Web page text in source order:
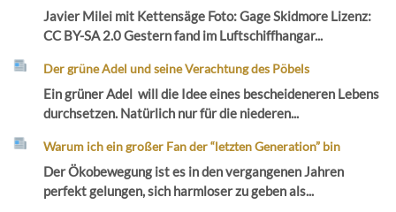
Javier Milei mit Kettensäge Foto: Gage Skidmore Lizenz:
CC BY-SA 2.0 Gestern fand im Luftschiffhangar...
Der grüne Adel und seine Verachtung des Pöbels
Ein grüner Adel will die Idee eines bescheideneren Lebens
durchsetzen. Natürlich nur für die niederen...
Warum ich ein großer Fan der “letzten Generation” bin
Der Ökobewegung ist es in den vergangenen Jahren
perfekt gelungen, sich harmloser zu geben als...